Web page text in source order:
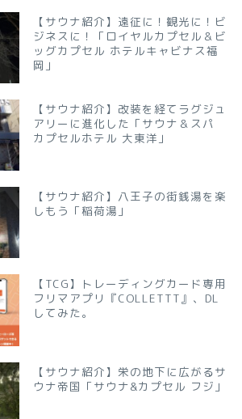
【サウナ紹介】遠征に！観光に！ビ
ジネスに！「ロイヤルカプセル＆ビ
ッグカプセル ホテルキャビナス福
岡」
【サウナ紹介】改装を経てラグジュ
アリーに進化した「サウナ＆スパ
カプセルホテル 大東洋」
【サウナ紹介】八王子の街銭湯を楽
しもう「稲荷湯」
【TCG】トレーディングカード専用
フリマアプリ『COLLETTT』、DL
してみた。
【サウナ紹介】栄の地下に広がるサ
ウナ帝国「サウナ&カプセル フジ」